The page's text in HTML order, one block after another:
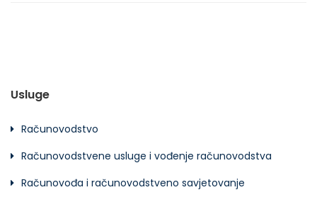
Usluge
Računovodstvo
Računovodstvene usluge i vođenje računovodstva
Računovođa i računovodstveno savjetovanje